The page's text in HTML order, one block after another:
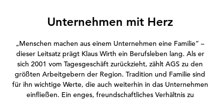
Unternehmen mit Herz
„Menschen machen aus einem Unternehmen eine Familie“ –
dieser Leitsatz prägt Klaus Wirth ein Berufsleben lang. Als er
sich 2001 vom Tagesgeschäft zurückzieht, zählt AGS zu den
größten Arbeitgebern der Region. Tradition und Familie sind
für ihn wichtige Werte, die auch weiterhin in das Unternehmen
einfließen. Ein enges, freundschaftliches Verhältnis zu